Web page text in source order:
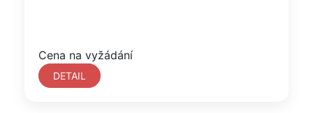
Cena na vyžádání
DETAIL